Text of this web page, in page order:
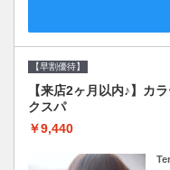
【早割優待】
【来店2ヶ月以内♪】カ
クスパ
￥9,440